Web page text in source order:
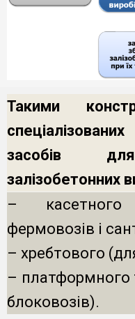
Такими
засобів для
залізобетонних
– касетного
фермовозів і
– хребтового
– платформного
блоковозів).